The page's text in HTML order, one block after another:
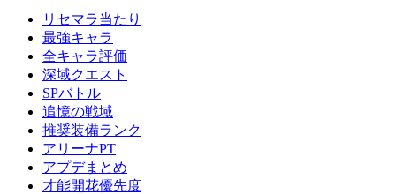
リセマラ当たり
最強キャラ
全キャラ評価
深域クエスト
SPバトル
追憶の戦域
推奨装備ランク
アリーナPT
アプデまとめ
才能開花優先度